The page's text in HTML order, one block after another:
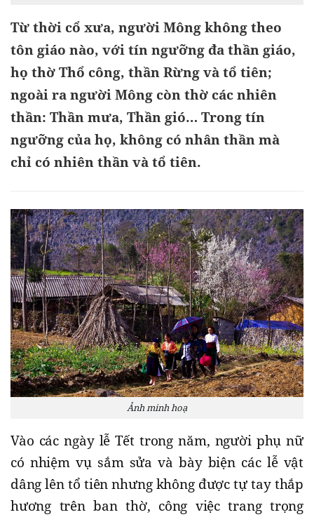
Từ thời cổ xưa, người Mông không theo
tôn giáo nào, với tín ngưỡng đa thần giáo,
họ thờ Thổ công, thần Rừng và tổ tiên;
ngoài ra người Mông còn thờ các nhiên
thần: Thần mưa, Thần gió… Trong tín
ngưỡng của họ, không có nhân thần mà
chỉ có nhiên thần và tổ tiên.
Ảnh minh hoạ
Vào các ngày lễ Tết trong năm, người phụ nữ
có nhiệm vụ sắm sửa và bày biện các lễ vật
dâng lên tổ tiên nhưng không được tự tay thắp
hương trên ban thờ, công việc trang trọng